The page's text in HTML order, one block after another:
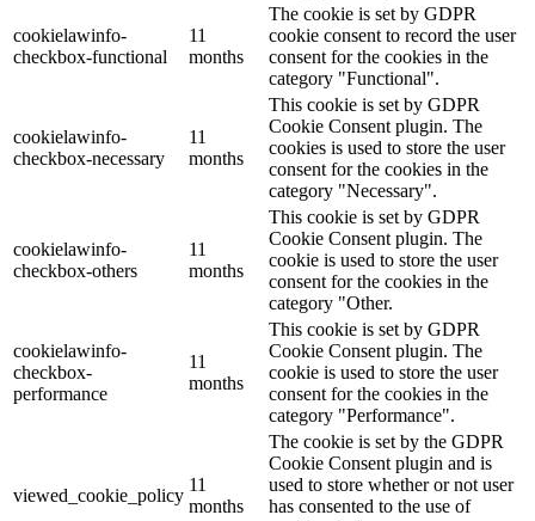
cookielawinfo-
checkbox-functional
11
months
The cookie is set by GDPR
cookie consent to record the user
consent for the cookies in the
category "Functional".
cookielawinfo-
checkbox-necessary
11
months
This cookie is set by GDPR
Cookie Consent plugin. The
cookies is used to store the user
consent for the cookies in the
category "Necessary".
cookielawinfo-
checkbox-others
11
months
This cookie is set by GDPR
Cookie Consent plugin. The
cookie is used to store the user
consent for the cookies in the
category "Other.
cookielawinfo-
checkbox-
performance
11
months
This cookie is set by GDPR
Cookie Consent plugin. The
cookie is used to store the user
consent for the cookies in the
category "Performance".
viewed_cookie_policy
11
months
The cookie is set by the GDPR
Cookie Consent plugin and is
used to store whether or not user
has consented to the use of